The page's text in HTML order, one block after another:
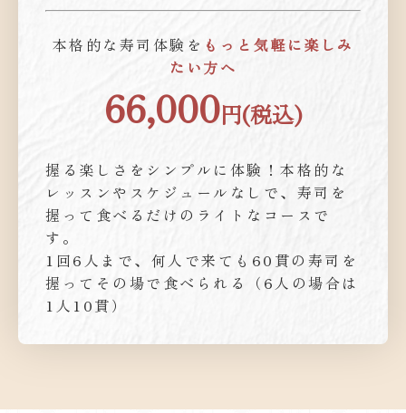
本格的な寿司体験を もっと気軽に楽しみ
たい方へ
66,000円(税込)
握る楽しさをシンプルに体験！本格的な
レッスンやスケジュールなしで、寿司を
握って食べるだけのライトなコースで
す。
1回6人まで、何人で来ても60貫の寿司を
握ってその場で食べられる（6人の場合は
1人10貫）